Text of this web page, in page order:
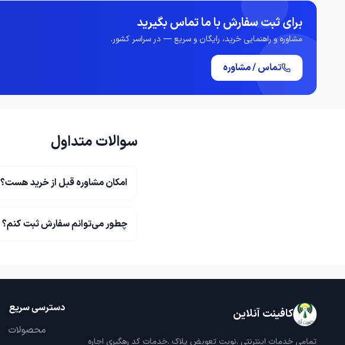
برای ثبت سفارش با ما تماس بگیرید
مشاوره و راهنمایی خرید، رایگان و سریع — در سراسر کشور.
تماس / مشاوره
سوالات متداول
امکان مشاوره قبل از خرید هست؟
چطور می‌توانم سفارش ثبت کنم؟
کافینت آنلاین
تمامی خدمات اینترنتی .نوبت تعویض پلاک .خدمات کد رهگیری اجاره
دسترسی سریع
محصولات